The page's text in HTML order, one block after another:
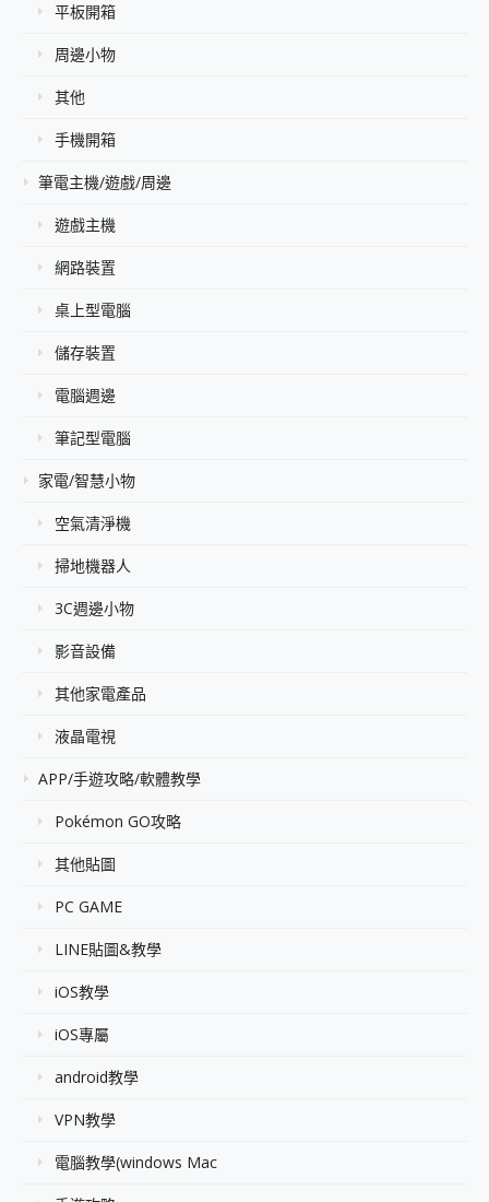
平板開箱
周邊小物
其他
手機開箱
筆電主機/遊戲/周邊
遊戲主機
網路裝置
桌上型電腦
儲存裝置
電腦週邊
筆記型電腦
家電/智慧小物
空氣清淨機
掃地機器人
3C週邊小物
影音設備
其他家電產品
液晶電視
APP/手遊攻略/軟體教學
Pokémon GO攻略
其他貼圖
PC GAME
LINE貼圖&教學
iOS教學
iOS專屬
android教學
VPN教學
電腦教學(windows Mac